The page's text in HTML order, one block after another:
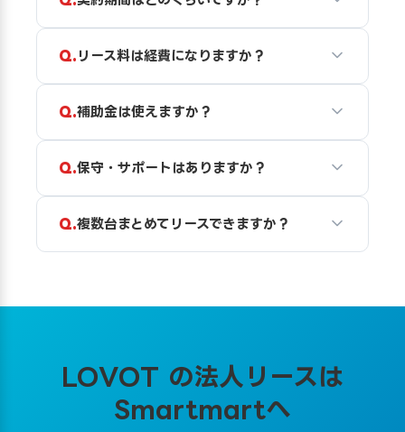
リース料は経費になりますか？
補助金は使えますか？
保守・サポートはありますか？
複数台まとめてリースできますか？
LOVOT の法人リースは
Smartmartへ